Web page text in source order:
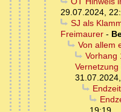
29.07.2024,
SJ als
Freimaurer -
Von allem
Vorhang